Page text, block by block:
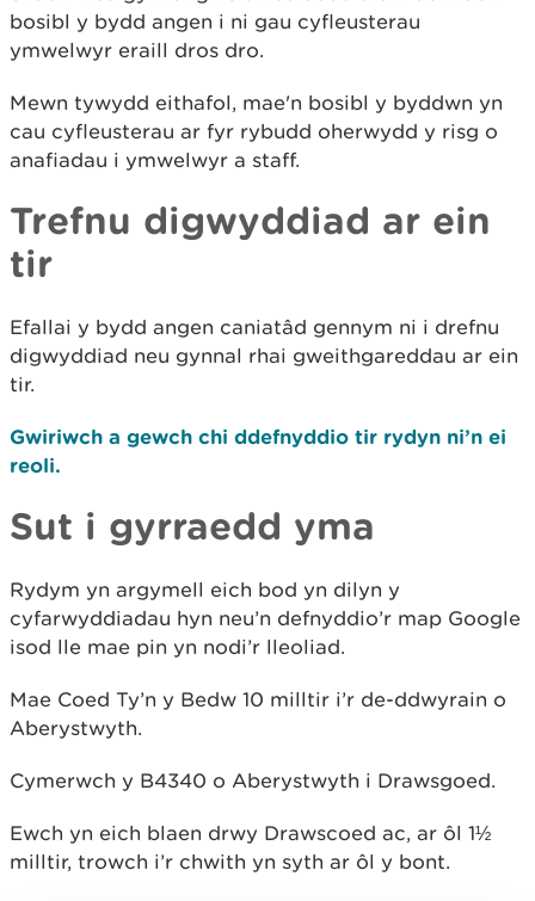
bosibl y bydd angen i ni gau cyfleusterau
ymwelwyr eraill dros dro.
Mewn tywydd eithafol, mae'n bosibl y byddwn yn
cau cyfleusterau ar fyr rybudd oherwydd y risg o
anafiadau i ymwelwyr a staff.
Trefnu digwyddiad ar ein
tir
Efallai y bydd angen caniatâd gennym ni i drefnu
digwyddiad neu gynnal rhai gweithgareddau ar ein
tir.
Gwiriwch a gewch chi ddefnyddio tir rydyn ni’n ei
reoli.
Sut i gyrraedd yma
Rydym yn argymell eich bod yn dilyn y
cyfarwyddiadau hyn neu’n defnyddio’r map Google
isod lle mae pin yn nodi’r lleoliad.
Mae Coed Ty’n y Bedw 10 milltir i’r de-ddwyrain o
Aberystwyth.
Cymerwch y B4340 o Aberystwyth i Drawsgoed.
Ewch yn eich blaen drwy Drawscoed ac, ar ôl 1½
milltir, trowch i’r chwith yn syth ar ôl y bont.